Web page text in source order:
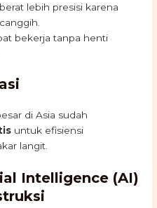
lebih presisi karena
bekerja tanpa henti
di Asia sudah
untuk efisiensi
langit.
Intelligence (AI)